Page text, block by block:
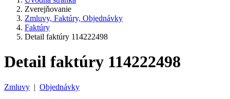
Zverejňovanie
Zmluvy, Faktúry, Objednávky
Faktúry
Detail faktúry 114222498
Detail faktúry 114222498
Zmluvy | Objednávky